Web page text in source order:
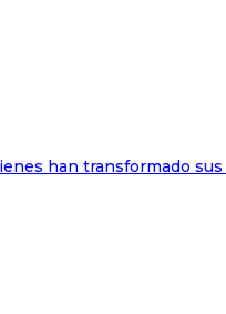
han transformado